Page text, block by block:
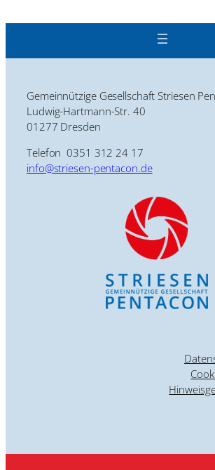
Gemeinnützige Gesellschaft Striesen
Ludwig-Hartmann-Str. 40
01277 Dresden
Telefon 0351 312 24 17
info@striesen-pentacon.de